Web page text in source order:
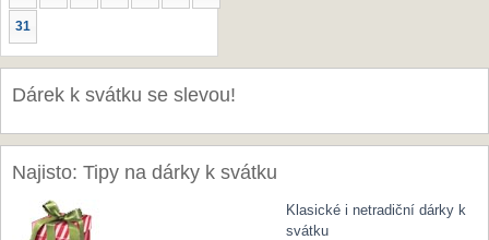
31
Dárek k svátku se slevou!
Najisto: Tipy na dárky k svátku
Klasické i netradiční dárky k
svátku